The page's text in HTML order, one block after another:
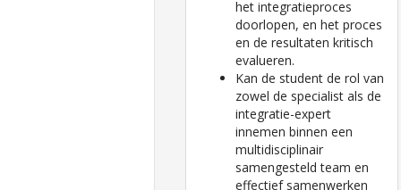
het integratieproces
doorlopen, en het proces
en de resultaten kritisch
evalueren.
Kan de student de rol van
zowel de specialist als de
integratie-expert
innemen binnen een
multidisciplinair
samengesteld team en
effectief samenwerken